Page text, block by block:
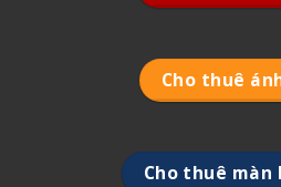
Cho thuê
Cho thuê màn